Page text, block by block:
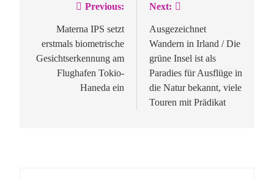
Beitragsnavigation
Previous:
Materna IPS setzt
erstmals biometrische
Gesichtserkennung am
Flughafen Tokio-
Haneda ein
Next:
Ausgezeichnet
Wandern in Irland / Die
grüne Insel ist als
Paradies für Ausflüge in
die Natur bekannt, viele
Touren mit Prädikat